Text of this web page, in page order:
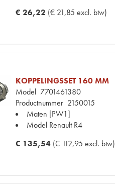
€ 26,22 (€ 21,85 excl. btw)
KOPPELINGSSET 160 MM
Model 7701461380
Productnummer 2150015
Maten [PW1]
Model Renault R4
€ 135,54 (€ 112,95 excl. btw)